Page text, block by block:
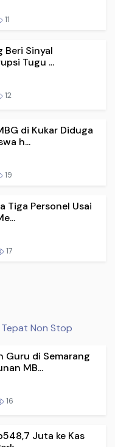
11
Beri Sinyal
Tugu ...
12
di Kukar Diduga
h...
19
Tiga Personel Usai
17
Non Stop
Guru di Semarang
MB...
16
Juta ke Kas